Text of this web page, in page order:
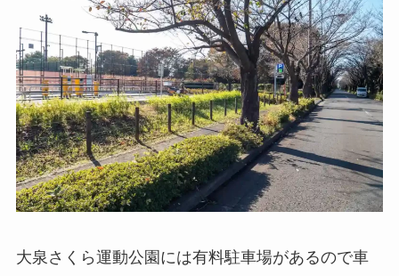
大泉さくら運動公園には有料駐車場があるので車